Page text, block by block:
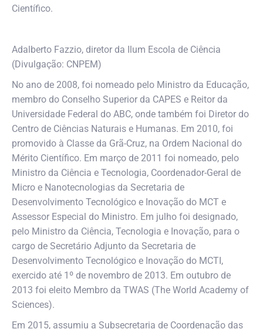
Científico.
Adalberto Fazzio, diretor da Ilum Escola de Ciência
(Divulgação: CNPEM)
No ano de 2008, foi nomeado pelo Ministro da Educação,
membro do Conselho Superior da CAPES e Reitor da
Universidade Federal do ABC, onde também foi Diretor do
Centro de Ciências Naturais e Humanas. Em 2010, foi
promovido à Classe da Grã-Cruz, na Ordem Nacional do
Mérito Científico. Em março de 2011 foi nomeado, pelo
Ministro da Ciência e Tecnologia, Coordenador-Geral de
Micro e Nanotecnologias da Secretaria de
Desenvolvimento Tecnológico e Inovação do MCT e
Assessor Especial do Ministro. Em julho foi designado,
pelo Ministro da Ciência, Tecnologia e Inovação, para o
cargo de Secretário Adjunto da Secretaria de
Desenvolvimento Tecnológico e Inovação do MCTI,
exercido até 1º de novembro de 2013. Em outubro de
2013 foi eleito Membro da TWAS (The World Academy of
Sciences).
Em 2015, assumiu a Subsecretaria de Coordenação das